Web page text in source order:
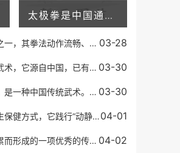
太极拳是中国通过多年积累而形成的一项优秀的传统运动方式。它已成为世界知名的健身运动形式之一。太极拳通过舒缓的身体动作和深度呼吸，有效地增强身体的柔顺度、平衡能力、
太极拳是中国的传统武术之一，其拳法动作流畅、柔和舒展，以柔克刚，以缓为快，以柔顺化刚强，以小胜大，以不动应万变的特点著称，代表着中国武术的高超境界和深邃内涵。而太 03-28
太极拳是一种古老的传统武术，它源自中国，已有几百年的历史。太极拳注重内功和外功的结合，同时强调身心的和谐，它被认为是一种有效的身体健身方式，也能帮助人们调整心态。 03-30
太极拳，又称太极形意拳，是一种中国传统武术。它源于中国道家的一种哲学思想，认为一切事物都是由两种相反的力量所组成，即阴阳。太极拳讲究“柔中带刚”，通过缓慢的动作和 03-30
打太极拳是我国传统的养生保健方式，它践行“动静相生、阴阳调和”的理念，不仅能够增强身体的抵抗力，还可以放松身心，缓解压力。有些人在练习太极拳之后，会发现自己的失眠04-01
太极拳是中国通过多年积累而形成的一项优秀的传统运动方式。它已成为世界知名的健身运动形式之一。太极拳通过舒缓的身体动作和深度呼吸，有效地增强身体的柔顺度、平衡能力、 04-02